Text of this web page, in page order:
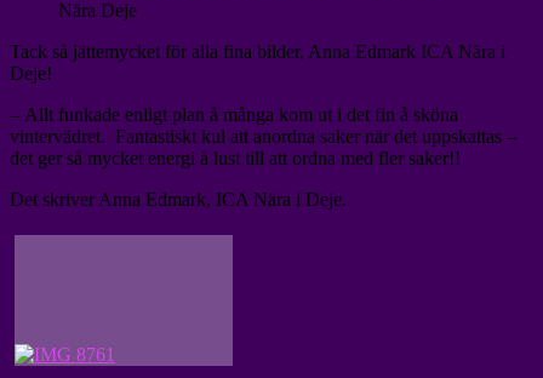
Nära Deje
Tack så jättemycket för alla fina bilder, Anna Edmark ICA Nära i
Deje!
– Allt funkade enligt plan å många kom ut i det fin å sköna
vintervädret. Fantastiskt kul att anordna saker när det uppskattas –
det ger så mycket energi å lust till att ordna med fler saker!!
Det skriver Anna Edmark, ICA Nära i Deje.